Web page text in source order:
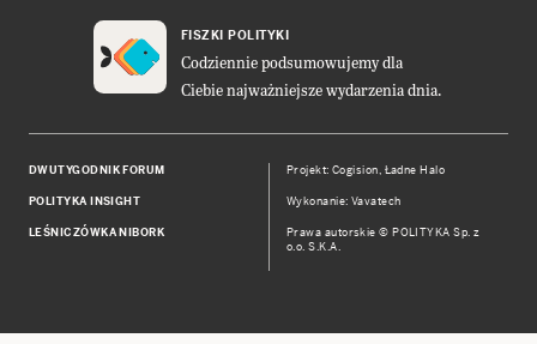
FISZKI POLITYKI
Codziennie podsumowujemy dla
Ciebie najważniejsze wydarzenia dnia.
DWUTYGODNIK FORUM
POLITYKA INSIGHT
LEŚNICZÓWKA NIBORK
Projekt:Cogision, Ładne Halo
Wykonanie: Vavatech
Prawa autorskie © POLITYKA Sp. z
o.o. S.K.A.